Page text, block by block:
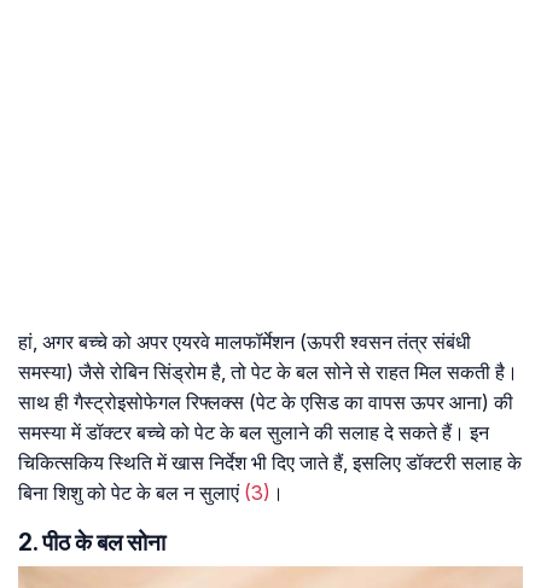
हां, अगर बच्चे को अपर एयरवे मालफॉर्मेशन (ऊपरी श्वसन तंत्र संबंधी
समस्या) जैसे रोबिन सिंड्रोम है, तो पेट के बल सोने से राहत मिल सकती है।
साथ ही गैस्ट्रोइसोफेगल रिफ्लक्स (पेट के एसिड का वापस ऊपर आना) की
समस्या में डॉक्टर बच्चे को पेट के बल सुलाने की सलाह दे सकते हैं। इन
चिकित्सकिय स्थिति में खास निर्देश भी दिए जाते हैं, इसलिए डॉक्टरी सलाह के
बिना शिशु को पेट के बल न सुलाएं (3) ।
2. पीठ के बल सोना